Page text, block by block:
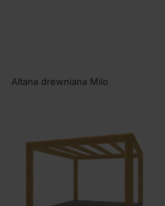
Altana drewniana Milo
WYBIERZ OPCJE